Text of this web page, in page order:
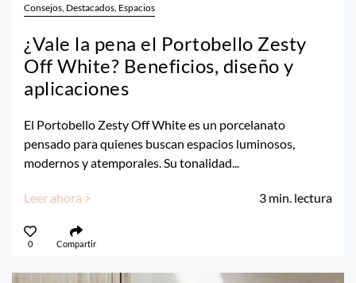
Consejos, Destacados, Espacios
¿Vale la pena el Portobello Zesty
Off White? Beneficios, diseño y
aplicaciones
El Portobello Zesty Off White es un porcelanato
pensado para quienes buscan espacios luminosos,
modernos y atemporales. Su tonalidad...
Leer ahora > 3 min. lectura
0 Compartir